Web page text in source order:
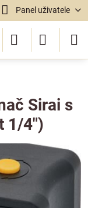
Panel uživatele
Sirai s
1/4")